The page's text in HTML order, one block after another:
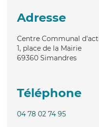
Adresse
Centre Communal
1, place de la Mairie
69360 Simandres
Téléphone
04 78 02 74 95